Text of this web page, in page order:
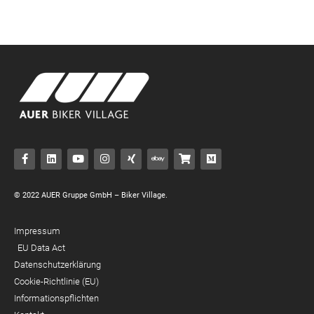
© 2022 AUER Gruppe GmbH – Biker Village.
Impressum
EU Data Act
Datenschutzerklärung
Cookie-Richtlinie (EU)
Informationspflichten